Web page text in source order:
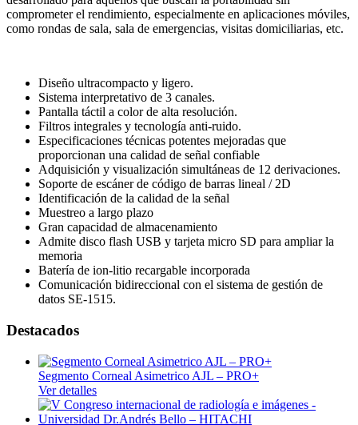
comprometer el rendimiento, especialmente en aplicaciones móviles,
como rondas de sala, sala de emergencias, visitas domiciliarias, etc.
Diseño ultracompacto y ligero.
Sistema interpretativo de 3 canales.
Pantalla táctil a color de alta resolución.
Filtros integrales y tecnología anti-ruido.
Especificaciones técnicas potentes mejoradas que
proporcionan una calidad de señal confiable
Adquisición y visualización simultáneas de 12 derivaciones.
Soporte de escáner de código de barras lineal / 2D
Identificación de la calidad de la señal
Muestreo a largo plazo
Gran capacidad de almacenamiento
Admite disco flash USB y tarjeta micro SD para ampliar la
memoria
Batería de ion-litio recargable incorporada
Comunicación bidireccional con el sistema de gestión de
datos SE-1515.
Destacados
Segmento Corneal Asimetrico AJL – PRO+
Ver detalles